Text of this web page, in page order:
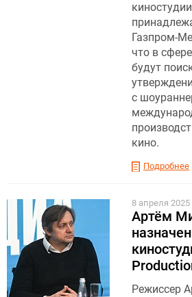
Газпром-
что в
будут
с
кино.
Подробнее
8 апреля 2025
Артём
Режиссер